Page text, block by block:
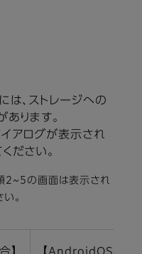
、ストレージへの
ります。
アログが表示され
ださい。
2~5の画面は表示され
。